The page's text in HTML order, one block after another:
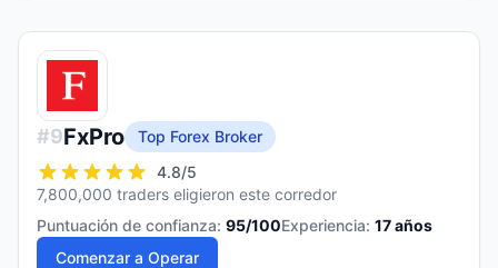
#9FxPro
Top Forex Broker
4.8/5
7,800,000 traders eligieron este corredor
Puntuación de confianza: 95/100Experiencia: 17años
Comenzar a Operar